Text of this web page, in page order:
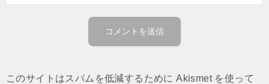
このサイトはスパムを低減するために Akismet を使って